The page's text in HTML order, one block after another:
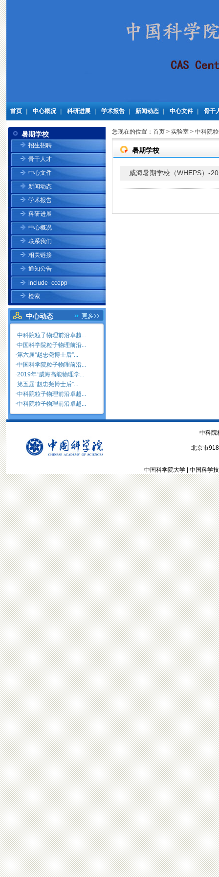
首页 中心概况 科研进展 学术报告 新闻动态 中心文件 骨干
暑期学校
招生招聘
骨干人才
中心文件
新闻动态
学术报告
科研进展
中心概况
联系我们
相关链接
通知公告
include_ccepp
检索
中心动态
·中科院粒子物理前沿卓越...
·中国科学院粒子物理前沿...
·第六届“赵忠尧博士后”...
·中国科学院粒子物理前沿...
·2019年“威海高能物理学...
·第五届“赵忠尧博士后”...
·中科院粒子物理前沿卓越...
·中科院粒子物理前沿卓越...
您现在的位置： 首页> 实验室> 中科院
暑期学校
· 威海暑期学校（WHEPS）-
中科院
北京市
中国科学院大学| 中国科学